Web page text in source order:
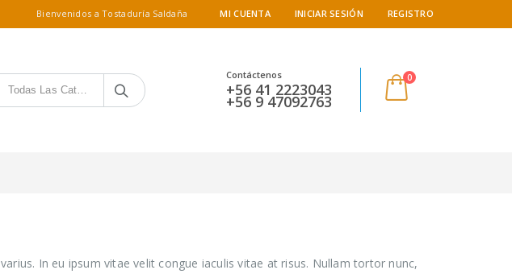
Bienvenidos a Tostaduría Saldaña MI CUENTA INICIAR SESIÓN REGISTRO
Todas Las Categorías
Contáctenos
+56 41 2223043
+56 9 47092763
0
In eu ipsum vitae velit congue iaculis vitae at risus. Nullam tortor nunc,